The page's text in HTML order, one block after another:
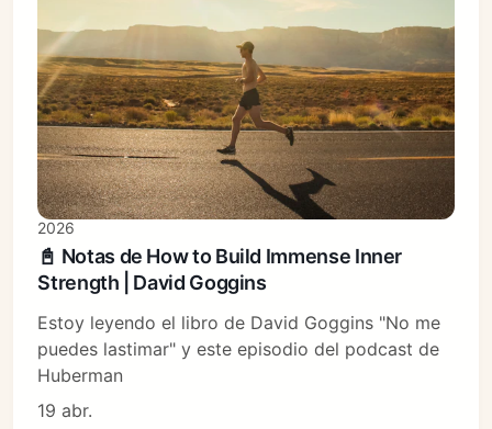
2026
📓 Notas de How to Build Immense Inner
Strength | David Goggins
Estoy leyendo el libro de David Goggins "No me
puedes lastimar" y este episodio del podcast de
Huberman
19 abr.